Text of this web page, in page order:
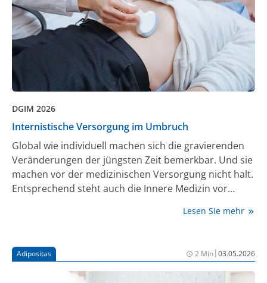
DGIM 2026
Internistische Versorgung im Umbruch
Global wie individuell machen sich die gravierenden
Veränderungen der jüngsten Zeit bemerkbar. Und sie
machen vor der medizinischen Versorgung nicht halt.
Entsprechend steht auch die Innere Medizin vor
Lesen Sie mehr
Adipositas 2 Min|03.05.2026